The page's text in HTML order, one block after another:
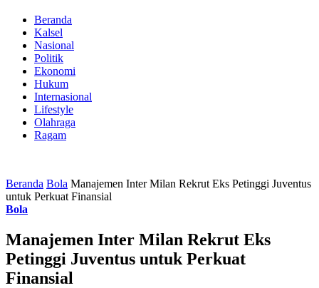
Beranda
Kalsel
Nasional
Politik
Ekonomi
Hukum
Internasional
Lifestyle
Olahraga
Ragam
Beranda Bola Manajemen Inter Milan Rekrut Eks Petinggi Juventus
untuk Perkuat Finansial
Bola
Manajemen Inter Milan Rekrut Eks
Petinggi Juventus untuk Perkuat
Finansial